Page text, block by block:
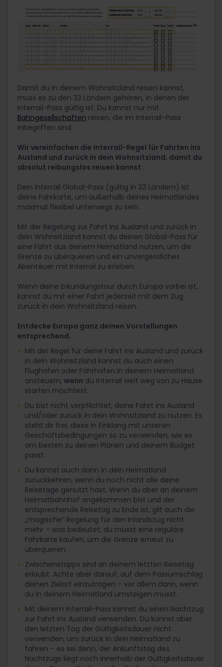
Damit du in deinem Wohnsitzland reisen kannst,
muss es zu den 33 Ländern gehören, in denen der
Interrail-Pass gültig ist. Du kannst nur mit
Bahngesellschaften reisen, die im Interrail-Pass
inbegriffen sind.
Wir vereinfachen die Interrail-Regel für Fahrten ins
Ausland und zurück in dein Wohnsitzland, damit du
absolut reibungslos reisen kannst.
Dein Interrail Global-Pass (gültig in 33 Ländern) ist
deine Fahrkarte, um außerhalb deines Heimatlandes
maximal flexibel unterwegs zu sein.
Mit der Regelung zur Fahrt ins Ausland und zurück in
dein Wohnsitzland kannst du deinen Global-Pass für
eine Fahrt aus deinem Heimatland nutzen, um die
Grenze zu überqueren und ein unvergessliches
Abenteuer mit Interrail zu erleben.
Wenn deine Erkundungstour durch Europa vorbei ist,
kannst du mit einer Fahrt jederzeit mit dem Zug
zurück in dein Wohnsitzland reisen.
Entdecke Europa ganz deinen Vorstellungen
entsprechend.
Mit der Regel für deine Fahrt ins Ausland und zurück
in dein Wohnsitzland kannst du auch einen
Flughafen oder Fährhafen in deinem Heimatland
ansteuern, wenn du Interrail weit weg von zu Hause
starten möchtest.
Du bist nicht verpflichtet, deine Fahrt ins Ausland
und/oder zurück in dein Wohnsitzland zu nutzen. Es
steht dir frei, diese in Einklang mit unseren
Geschäftsbedingungen so zu verwenden, wie es
am besten zu deinen Plänen und deinem Budget
passt.
Du kannst auch dann in dein Heimatland
zurückkehren, wenn du noch nicht alle deine
Reisetage genutzt hast. Wenn du aber an deinem
Heimatbahnhof angekommen bist und der
entsprechende Reisetag zu Ende ist, gilt auch die
„magische“ Regelung für den Inlandszug nicht
mehr – was bedeutet, du musst eine reguläre
Fahrkarte kaufen, um die Grenze erneut zu
überqueren.
Zwischenstopps sind an deinem letzten Reisetag
erlaubt. Achte aber darauf, auf dem Passumschlag
deinen Zielort einzutragen – vor allem dann, wenn
du in deinem Heimatland umsteigen musst.
Mit deinem Interrail-Pass kannst du einen Nachtzug
zur Fahrt ins Ausland verwenden. Du kannst aber
den letzten Tag der Gültigkeitsdauer nicht
verwenden, um zurück in dein Heimatland zu
fahren – es sei denn, der Ankunftstag des
Nachtzugs liegt noch innerhalb der Gültigkeitsdauer